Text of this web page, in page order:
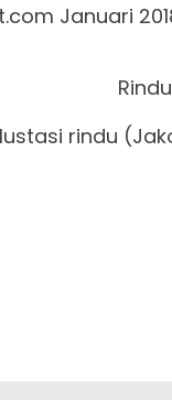
Januari
rindu